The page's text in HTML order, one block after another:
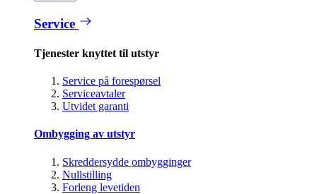
Service
Tjenester knyttet til utstyr
Service på forespørsel
Serviceavtaler
Utvidet garanti
Ombygging av utstyr
Skreddersydde ombygginger
Nullstilling
Forleng levetiden